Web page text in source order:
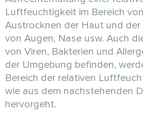
Luftfeuchtigkeit im Bereich
Austrocknen der Haut und der
von Augen, Nase usw. Auch
von Viren, Bakterien und
der Umgebung befinden,
Bereich der relativen
wie aus dem nachstehenden
hervorgeht.